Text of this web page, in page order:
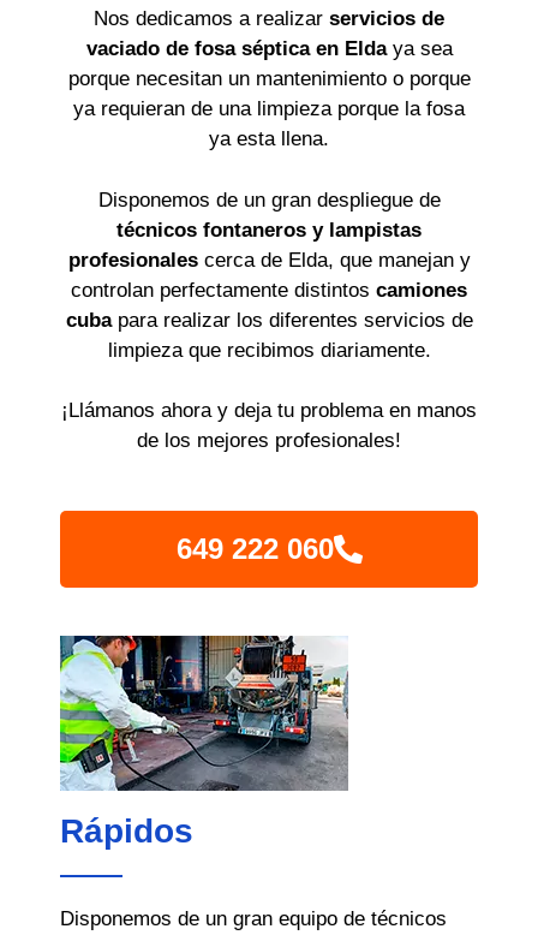
Nos dedicamos a realizar servicios de
vaciado de fosa séptica en Elda ya sea
porque necesitan un mantenimiento o porque
ya requieran de una limpieza porque la fosa
ya esta llena.
Disponemos de un gran despliegue de
técnicos fontaneros y lampistas
profesionalescerca de Elda, que manejan y
controlan perfectamente distintos camiones
cubapara realizar los diferentes servicios de
limpieza que recibimos diariamente.
¡Llámanos ahora y deja tu problema en manos
de los mejores profesionales!
649 222 060
Rápidos
Disponemos de un gran equipo de técnicos